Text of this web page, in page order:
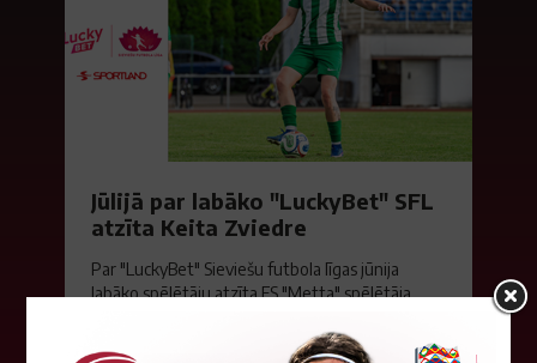
Jūlijā par labāko "LuckyBet" SFL
atzīta Keita Zviedre
Par "LuckyBet" Sieviešu futbola līgas jūnija
labāko spēlētāju atzīta FS "Metta" spēlētāja
balsojumā, kurā tika apkopotas...